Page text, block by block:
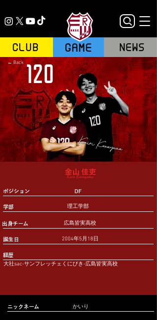
GAME
CLUB NEWS
120
Kairi Kanayama
← Back
金山 佳吏
Kairi Kanayama
ポジション DF
学部 理工学部
出身チーム 広島皆実高校
誕生日 2004年5月18日
経歴
大社sac-サンフレッチェくにびき-広島皆実高校
ニックネーム かいり